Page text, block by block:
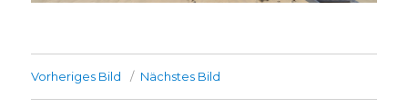
Vorheriges Bild Nächstes Bild